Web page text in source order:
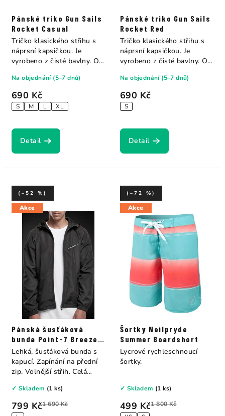
Pánské triko Gun Sails
Rocket Casual
690 Kč
S M L XL
Na objednání (5–7 dnů)
Detail
Tričko klasického střihu s
náprsní kapsičkou. Je
vyrobeno z čisté bavlny. Od
Pánské triko Gun Sails
Rocket Red
690 Kč
S
Na objednání (5–7 dnů)
Detail
Tričko klasického střihu s
náprsní kapsičkou. Je
vyrobeno z čisté bavlny. Od
Akce
Pánská šusťáková
bunda Point-7 Breeze
Jacket
799 Kč1 690 Kč
(–52 %)
✓ Skladem (1 ks)
Lehká, šusťáková bunda s
kapucí. Zapínání na přední
zip. Volnější střih. Celá
Akce
Šortky Neilpryde
Summer Boardshort
499 Kč1 800 Kč
(–72 %)
✓ Skladem (1 ks)
Lycrové rychleschnoucí
šortky.